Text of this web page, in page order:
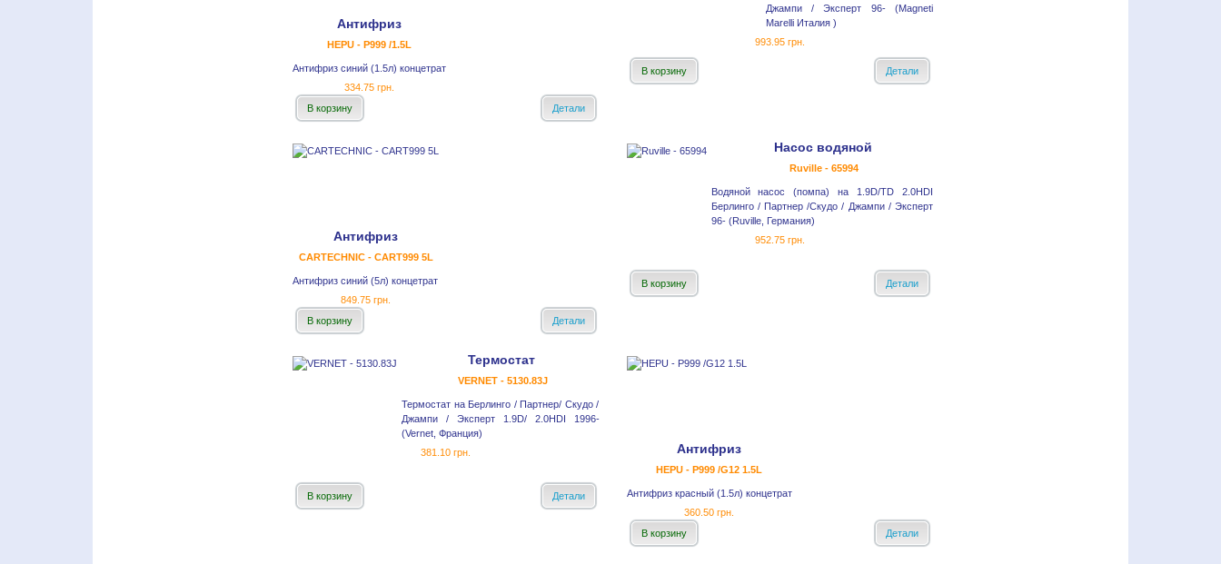
Антифриз
HEPU - P999 /1.5L
Антифриз синий (1.5л) концетрат
334.75 грн.
В корзину
Детали
Джампи / Эксперт 96- (Magneti
Marelli Италия )
993.95 грн.
В корзину Детали
Антифриз
CARTECHNIC - CART999 5L
Антифриз синий (5л) концетрат
849.75 грн.
В корзину
Детали
Насос водяной
Ruville - 65994
Водяной насос (помпа) на 1.9D/TD 2.0HDI
Берлинго / Партнер /Скудо / Джампи / Эксперт
96- (Ruville, Германия)
952.75 грн.
В корзину Детали
Термостат
VERNET - 5130.83J
Термостат на Берлинго / Партнер/ Скудо /
Джампи / Эксперт 1.9D/ 2.0HDI 1996-
(Vernet, Франция)
381.10 грн.
В корзину Детали
Антифриз
HEPU - P999 /G12 1.5L
Антифриз красный (1.5л) концетрат
360.50 грн.
В корзину
Детали